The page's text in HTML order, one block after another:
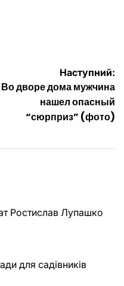
Наступний:
Во дворе дома мужчина
нашел опасный
“сюрприз” (фото)
Ростислав Лупашко
для садівників